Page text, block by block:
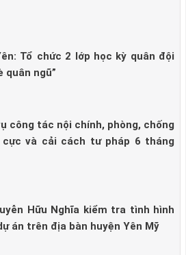
Tổ chức 2 lớp học kỳ quân đội
quân ngũ”
công tác nội chính, phòng, chống
và cải cách tư pháp 6 tháng
Hữu Nghĩa kiểm tra tình hình
án trên địa bàn huyện Yên Mỹ